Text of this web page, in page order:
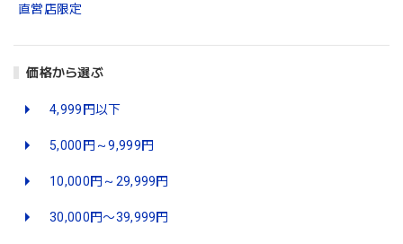
直営店限定
価格から選ぶ
4,999円以下
5,000円～9,999円
10,000円～29,999円
30,000円〜39,999円